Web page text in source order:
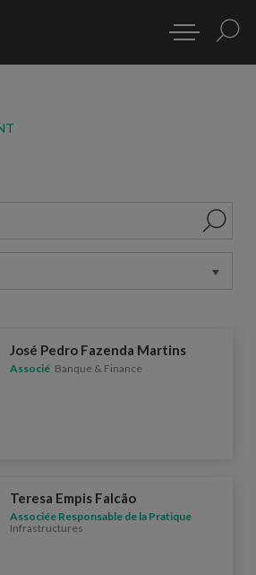
José Pedro Fazenda Martins
Associé Banque & Finance
Teresa Empis Falcão
Associée Responsable de la Pratique
Infrastructures